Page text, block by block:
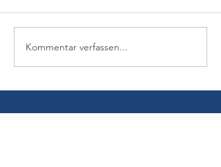
Kommentar verfassen...